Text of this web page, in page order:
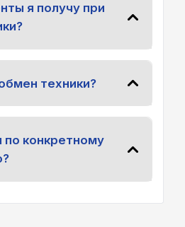
я получу при
техники?
по конкретному